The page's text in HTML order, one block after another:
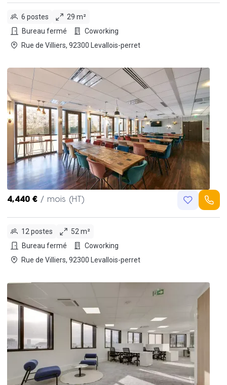
6 postes
29 m²
Bureau fermé
Coworking
Rue de Villiers, 92300 Levallois-perret
4,440 € / mois (HT)
12 postes
52 m²
Bureau fermé
Coworking
Rue de Villiers, 92300 Levallois-perret